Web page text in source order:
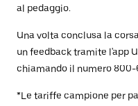
al pedaggio.
Una volta conclusa la
un feedback tramite l'app
chiamando il numero 800-
*Le tariffe campione per